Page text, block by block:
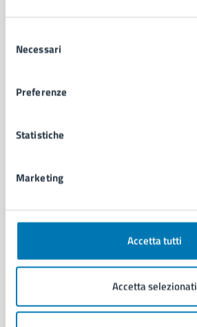
delNecessari
Preferenze
Statistiche
Marketing
Accetta tutti
Accetta selezionati
Documenti e dati
Ambiente
Autorizzazioni
Cultura e tempo libero
Educazione e formazione
Giustizia e sicurezza pubblica
Salute, benessere e assistenza
Vita lavorativa